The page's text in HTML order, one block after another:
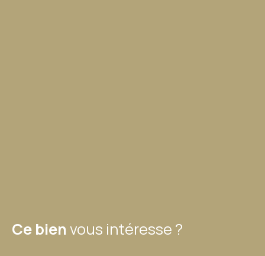
Ce bienvous intéresse ?